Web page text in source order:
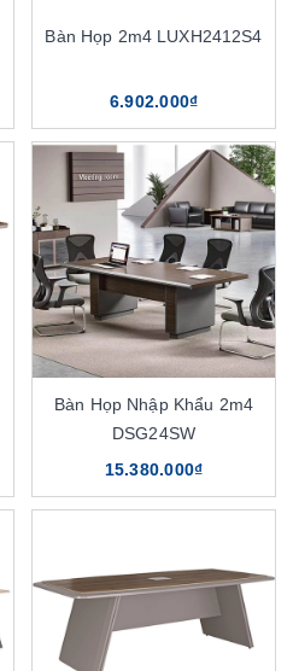
Bàn Họp 2m4 LUXH2412S4
6.902.000₫
Bàn Họp Nhập Khẩu 2m4
DSG24SW
15.380.000₫